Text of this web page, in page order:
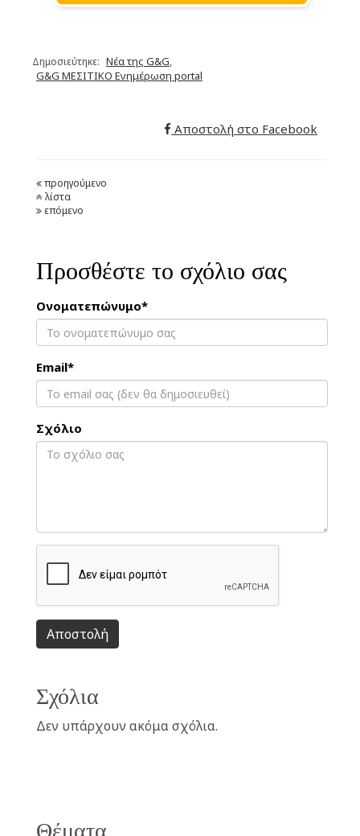
Δημοσιεύτηκε: Νέα της G&G,
G&G ΜΕΣΙΤΙΚΟ Ενημέρωση portal
Αποστολή στο Facebook
προηγούμενο
λίστα
επόμενο
Προσθέστε το σχόλιο σας
Ονοματεπώνυμο*
Email*
Σχόλιο
Αποστολή
Σχόλια
Δεν υπάρχουν ακόμα σχόλια.
Θέματα